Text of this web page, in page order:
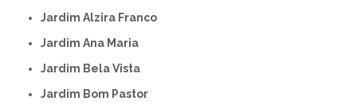
Jardim Alzira Franco
Jardim Ana Maria
Jardim Bela Vista
Jardim Bom Pastor